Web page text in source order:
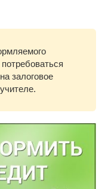
залоговое